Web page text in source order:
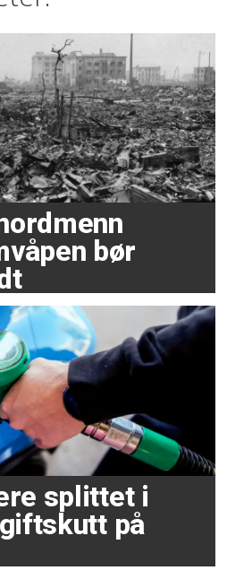
bør
splittet i
på